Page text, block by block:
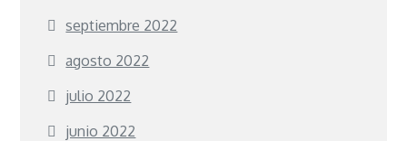
septiembre 2022
agosto 2022
julio 2022
junio 2022